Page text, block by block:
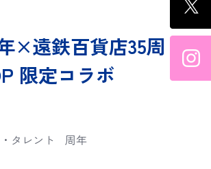
×遠鉄百貨店35周
限定コラボ
タレント 周年